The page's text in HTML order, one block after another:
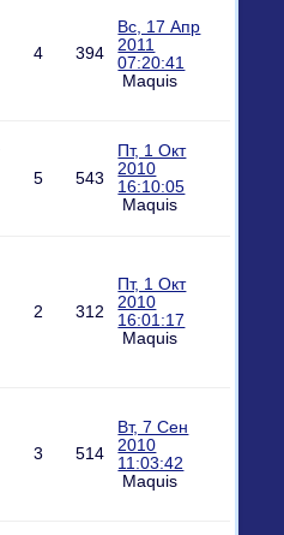
4 394
Вс, 17 Апр
2011
07:20:41
Maquis
5 543
Пт, 1 Окт
2010
16:10:05
Maquis
2 312
Пт, 1 Окт
2010
16:01:17
Maquis
3 514
Вт, 7 Сен
2010
11:03:42
Maquis